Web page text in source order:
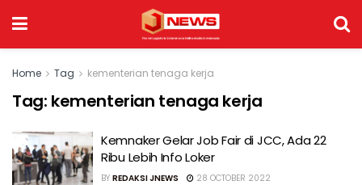
Home Tag kementerian tenaga kerja
Tag: kementerian tenaga kerja
Kemnaker Gelar Job Fair di JCC, Ada 22
Ribu Lebih Info Loker
BY REDAKSI JNEWS 28 OCTOBER 2022